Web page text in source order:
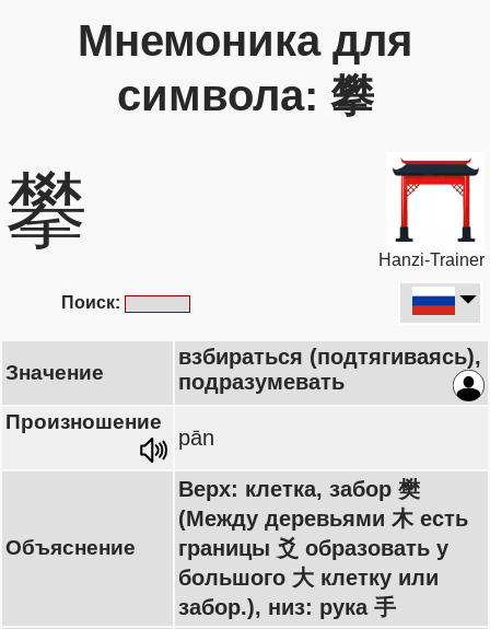
Мнемоника для
символа: 攀
攀
Hanzi-Trainer
Поиск:
Значение
взбираться (подтягиваясь),
подразумевать
Произношение
pān
Объяснение
Верх: клетка, забор 樊
(Между деревьями 木 есть
границы 爻 образовать у
большого 大 клетку или
забор.), низ: рука 手